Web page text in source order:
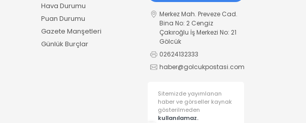
Hava Durumu
Puan Durumu
Gazete Manşetleri
Günlük Burçlar
Merkez Mah. Preveze Cad.
Bina No: 2 Cengiz
Çakıroğlu İş Merkezi No: 21
Gölcük
02624132333
haber@golcukpostasi.com
Sitemizde yayımlanan
haber ve görseller kaynak
gösterilmeden
kullanılamaz.